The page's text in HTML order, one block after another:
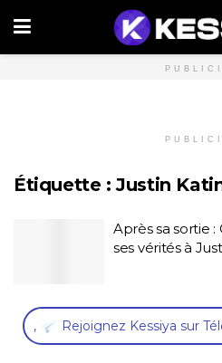
Étiquette :Justin
Après sa sortie
ses vérités à
, Rejoignez Kessiya sur